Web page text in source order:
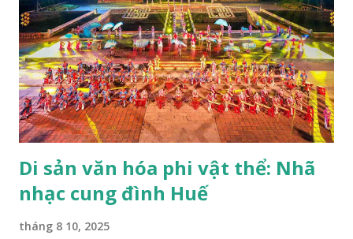
Di sản văn hóa phi vật thể: Nhã
nhạc cung đình Huế
tháng 8 10, 2025